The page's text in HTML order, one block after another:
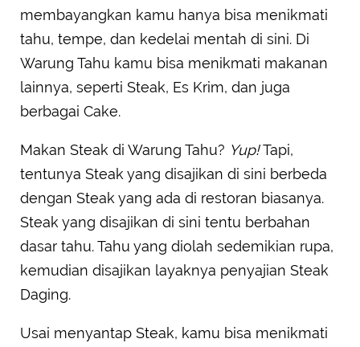
membayangkan kamu hanya bisa menikmati
tahu, tempe, dan kedelai mentah di sini. Di
Warung Tahu kamu bisa menikmati makanan
lainnya, seperti Steak, Es Krim, dan juga
berbagai Cake.
Makan Steak di Warung Tahu? Yup!Tapi,
tentunya Steak yang disajikan di sini berbeda
dengan Steak yang ada di restoran biasanya.
Steak yang disajikan di sini tentu berbahan
dasar tahu. Tahu yang diolah sedemikian rupa,
kemudian disajikan layaknya penyajian Steak
Daging.
Usai menyantap Steak, kamu bisa menikmati